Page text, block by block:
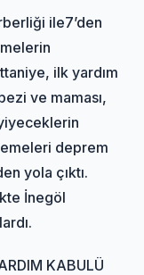
ile7’den
ilk yardım
ve maması,
deprem
yola çıktı.
İnegöl
KABULÜ